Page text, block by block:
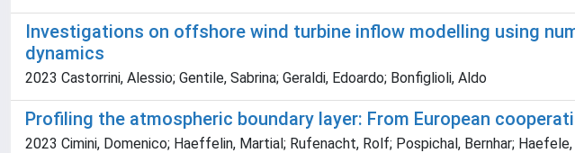
Investigations on offshore wind turbine inflow modelling using
dynamics
2023 Castorrini, Alessio; Gentile, Sabrina; Geraldi, Edoardo; Bonfiglioli, Aldo
Profiling the atmospheric boundary layer: From European
2023 Cimini, Domenico; Haeffelin, Martial; Rufenacht, Rolf; Pospichal, Bernhar;